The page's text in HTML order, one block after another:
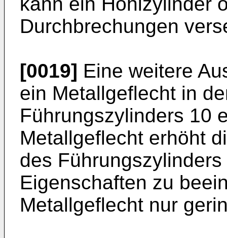
Durchbrechungen
[0019] Eine weitere
ein Metallgeflecht in
Führungszylinders 10
Metallgeflecht erhöht
des
Eigenschaften zu
Metallgeflecht nur